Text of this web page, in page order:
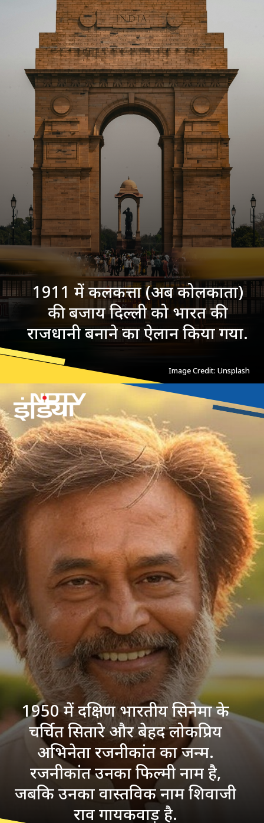
1911 में कलकत्ता (अब कोलकाता)
की बजाय दिल्ली को भारत की
राजधानी बनाने का ऐलान किया गया.
Image Credit: Unsplash
1950 में दक्षिण भारतीय सिनेमा के
चर्चित सितारे और बेहद लोकप्रिय
अभिनेता रजनीकांत का जन्म.
रजनीकांत उनका फिल्मी नाम है,
जबकि उनका वास्तविक नाम शिवाजी
राव गायकवाड़ है.